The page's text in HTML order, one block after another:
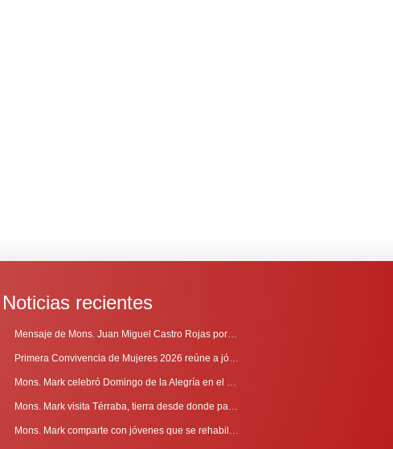
Noticias recientes
Mensaje de Mons. Juan Miguel Castro Rojas por el 69º Aniversario de Radio Sinaí
Primera Convivencia de Mujeres 2026 reúne a jóvenes en proceso de discernimiento vocacional
Mons. Mark celebró Domingo de la Alegría en el Sur
Mons. Mark visita Térraba, tierra desde donde parte la evangelización
Mons. Mark comparte con jóvenes que se rehabilitan en Comunidad Cenáculo